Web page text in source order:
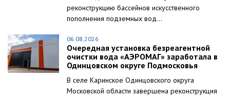
реконструкцию бассейнов искусственного
пополнения подземных вод...
06.08.2026
Очередная установка безреагентной
очистки вода «АЭРОМАГ» заработала в
Одинцовском округе Подмосковья
В селе Каринское Одинцовского округа
Московской области завершена реконструкция